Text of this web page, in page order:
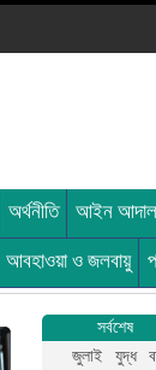
অর্থনীতি আইন
আবহাওয়া ও জলবায়ু
সর্বশেষ
জুলাই যুদ্ধ